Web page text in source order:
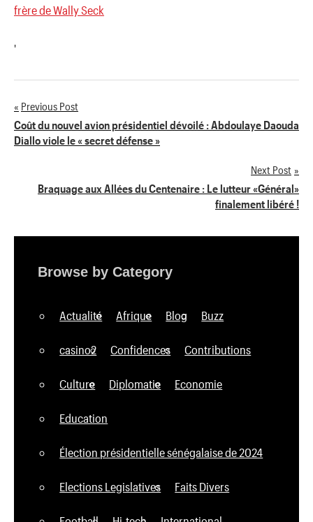
frère de Wally Seck
'
Navigation
de
Previous Post
Coût du nouvel avion présidentiel dévoilé : Abdoulaye Daouda
Diallo viole le « secret défense »
Next Post
Braquage aux Allées du Centenaire : Le lutteur «Général»
finalement libéré !
Browse by Category
Actualité Afrique Blog Buzz
casino2 Confidences Contributions
Culture Diplomatie Economie
Education
Élection présidentielle sénégalaise de 2024
Elections Legislatives Faits Divers